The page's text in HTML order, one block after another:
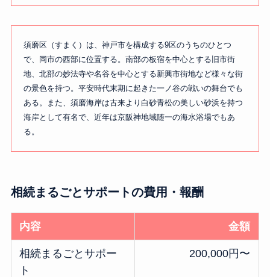
須磨区（すまく）は、神戸市を構成する9区のうちのひとつ
で、同市の西部に位置する。南部の板宿を中心とする旧市街
地、北部の妙法寺や名谷を中心とする新興市街地など様々な街
の景色を持つ。平安時代末期に起きた一ノ谷の戦いの舞台でも
ある。また、須磨海岸は古来より白砂青松の美しい砂浜を持つ
海岸として有名で、近年は京阪神地域随一の海水浴場でもあ
る。
相続まるごとサポートの費用・報酬
内容 金額
相続まるごとサポー
ト
200,000円〜